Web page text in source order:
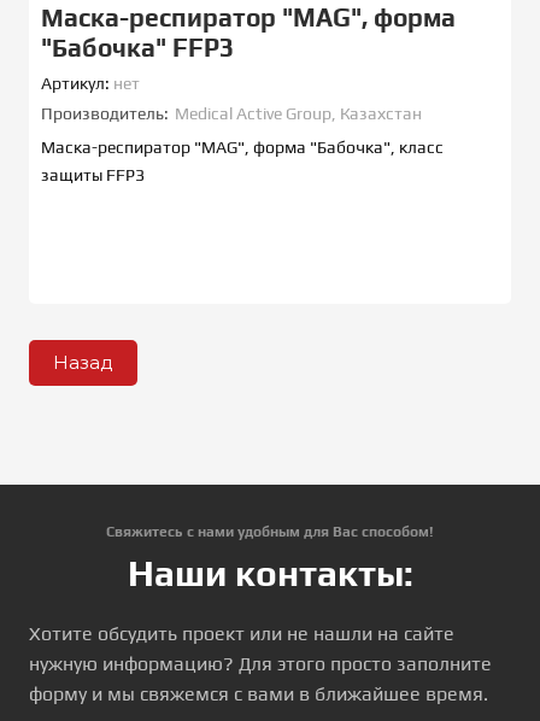
Маска-респиратор "MAG", форма
"Бабочка" FFP3
Артикул: нет
Производитель: Medical Active Group, Казахстан
Маска-респиратор "MAG", форма "Бабочка", класс
защиты FFP3
Назад
Свяжитесь с нами удобным для Вас способом!
Наши контакты:
Хотите обсудить проект или не нашли на сайте
нужную информацию? Для этого просто заполните
форму и мы свяжемся с вами в ближайшее время.